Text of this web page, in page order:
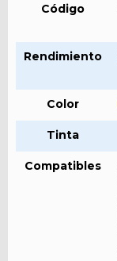
Código
Rendimiento
Color
Tinta
Compatibles